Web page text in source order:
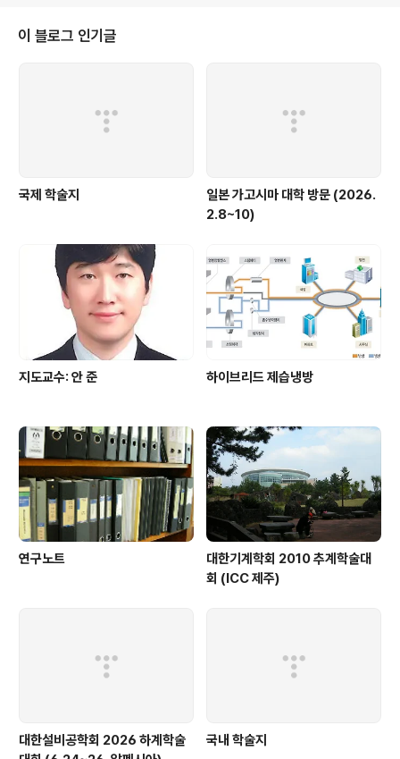
이 블로그 인기글
국제 학술지
일본 가고시마 대학 방문 (2026.
2.8~10)
지도교수: 안 준 하이브리드 제습냉방
연구노트
대한기계학회 2010 추계학술대
회 (ICC 제주)
대한설비공학회 2026 하계학술
국내 학술지